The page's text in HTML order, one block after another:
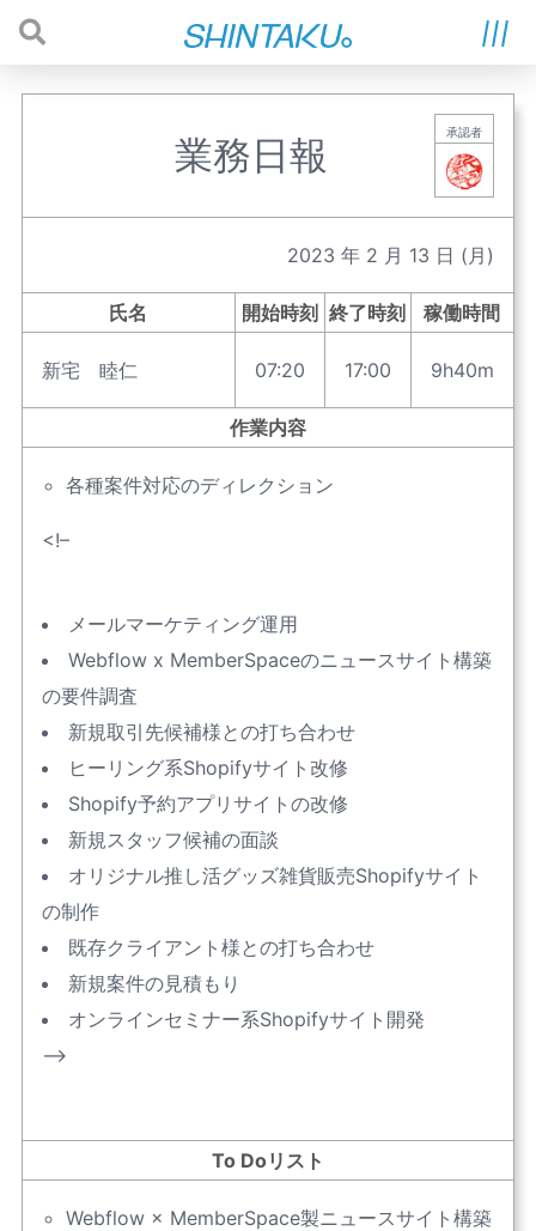
業務日報 承認者
2023 年 2 月 13 日 (月)
氏名 開始時刻 終了時刻 稼働時間
新宅 睦仁 07:20 17:00 9h40m
作業内容
各種案件対応のディレクション
<!–
メールマーケティング運用
Webflow x MemberSpaceのニュースサイト構築
の要件調査
新規取引先候補様との打ち合わせ
ヒーリング系Shopifyサイト改修
Shopify予約アプリサイトの改修
新規スタッフ候補の面談
オリジナル推し活グッズ雑貨販売Shopifyサイト
の制作
既存クライアント様との打ち合わせ
新規案件の見積もり
オンラインセミナー系Shopifyサイト開発
–>
To Doリスト
Webflow × MemberSpace製ニュースサイト構築